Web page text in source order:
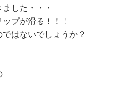
した・・・
プが滑る！！！
はないでしょうか？